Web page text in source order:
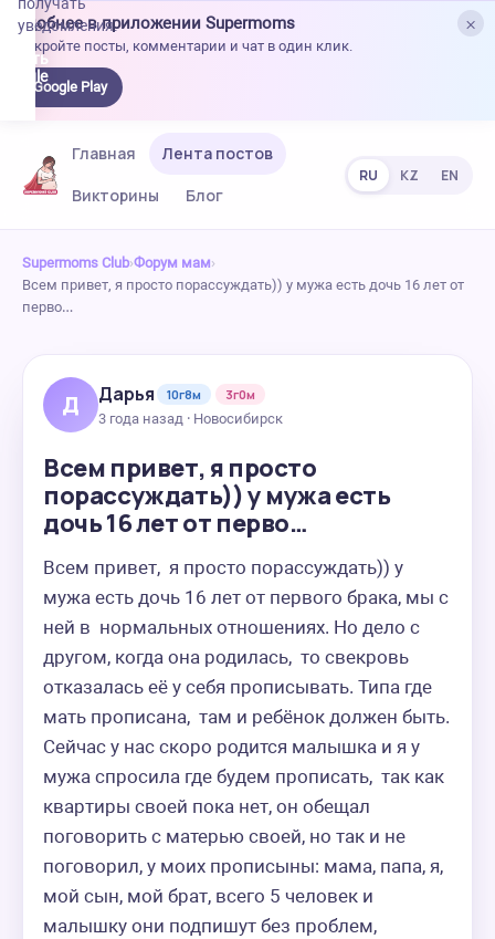
×
Удобнее в приложении Supermoms
Откройте посты, комментарии и чат в один клик.
Google Play
уведомления.
Главная
Лента постов
Викторины
Блог
RU KZ EN
Supermoms Club›Форум мам›
Всем привет, я просто порассуждать)) у мужа есть дочь 16 лет от
перво…
Д Дарья 10г8м
3г0м
3 года назад · Новосибирск
Всем привет, я просто
порассуждать)) у мужа есть
дочь 16 лет от перво…
Всем привет,  я просто порассуждать)) у
мужа есть дочь 16 лет от первого брака, мы с
ней в  нормальных отношениях. Но дело с
другом, когда она родилась,  то свекровь
отказалась её у себя прописывать. Типа где
мать прописана,  там и ребёнок должен быть.
Сейчас у нас скоро родится малышка и я у
мужа спросила где будем прописать,  так как
квартиры своей пока нет, он обещал
поговорить с матерью своей, но так и не
поговорил, у моих прописыны: мама, папа, я,
мой сын, мой брат, всего 5 человек и
малышку они подпишут без проблем,